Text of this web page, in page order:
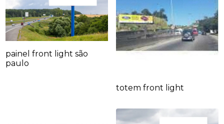
painel front light são
paulo
totem front light